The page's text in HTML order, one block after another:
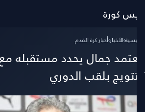
كورة
›الأخبار›أخبار كرة القدم
جمال يحدد مستقبله
بلقب الدوري